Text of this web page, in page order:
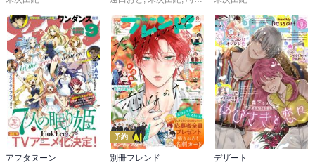
アフタヌーン
予約
別冊フレンド
デザート